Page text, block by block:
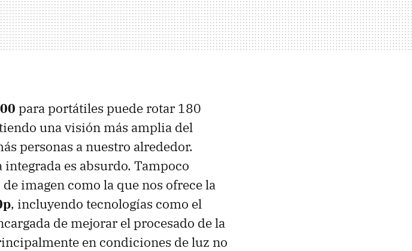
para portátiles puede rotar 180
una visión más amplia del
personas a nuestro alrededor.
integrada es absurdo. Tampoco
imagen como la que nos ofrece la
, incluyendo tecnologías como el
de mejorar el procesado de la
en condiciones de luz no